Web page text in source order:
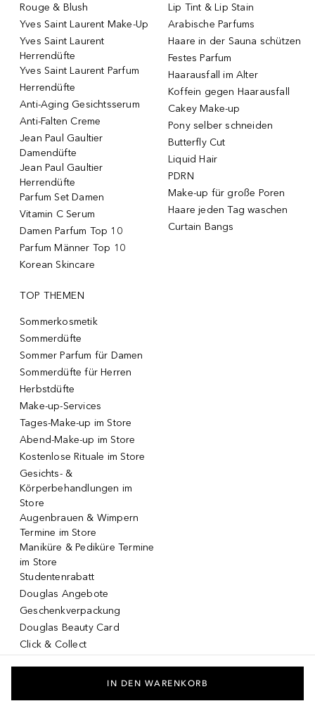
Rouge & Blush
Yves Saint Laurent Make-Up
Yves Saint Laurent
Herrendüfte
Yves Saint Laurent Parfum
Herrendüfte
Anti-Aging Gesichtsserum
Anti-Falten Creme
Jean Paul Gaultier
Damendüfte
Jean Paul Gaultier
Herrendüfte
Parfum Set Damen
Vitamin C Serum
Damen Parfum Top 10
Parfum Männer Top 10
Korean Skincare
Lip Tint & Lip Stain
Arabische Parfums
Haare in der Sauna schützen
Festes Parfum
Haarausfall im Alter
Koffein gegen Haarausfall
Cakey Make-up
Pony selber schneiden
Butterfly Cut
Liquid Hair
PDRN
Make-up für große Poren
Haare jeden Tag waschen
Curtain Bangs
TOP THEMEN
Sommerkosmetik
Sommerdüfte
Sommer Parfum für Damen
Sommerdüfte für Herren
Herbstdüfte
Make-up-Services
Tages-Make-up im Store
Abend-Make-up im Store
Kostenlose Rituale im Store
Gesichts- &
Körperbehandlungen im
Store
Augenbrauen & Wimpern
Termine im Store
Maniküre & Pediküre Termine
im Store
Studentenrabatt
Douglas Angebote
Geschenkverpackung
Douglas Beauty Card
Click & Collect
IN DEN WARENKORB